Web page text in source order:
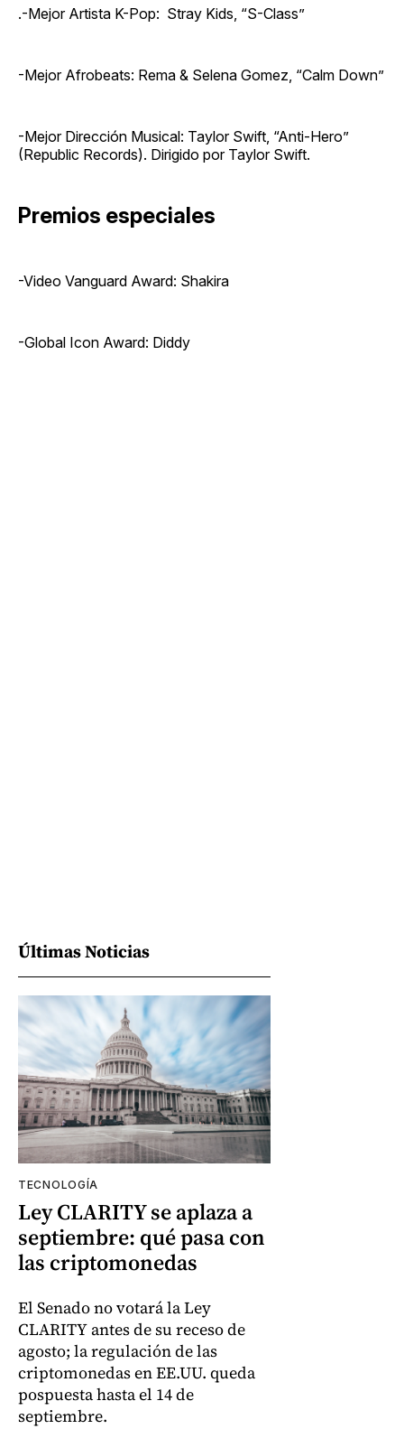
.-Mejor Artista K-Pop: Stray Kids, “S-Class”
-Mejor Afrobeats: Rema & Selena Gomez, “Calm Down”
-Mejor Dirección Musical: Taylor Swift, “Anti-Hero”
(Republic Records). Dirigido por Taylor Swift.
Premios especiales
-Video Vanguard Award: Shakira
-Global Icon Award: Diddy
Últimas Noticias
TECNOLOGÍA
Ley CLARITY se aplaza a
septiembre: qué pasa con
las criptomonedas
El Senado no votará la Ley
CLARITY antes de su receso de
agosto; la regulación de las
criptomonedas en EE.UU. queda
pospuesta hasta el 14 de
septiembre.